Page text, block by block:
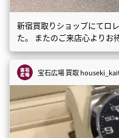
新宿買取りショップにてロ
た。 またのご来店心よりお
宝石広場 買取